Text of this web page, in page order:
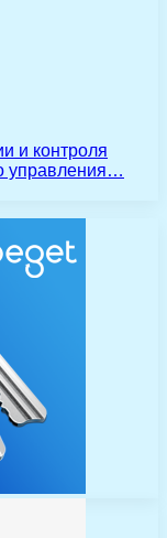
и контроля
управления…